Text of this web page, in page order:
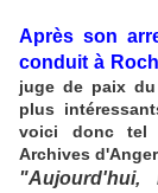
Après son
conduit à
juge de paix
plus
voici donc tel
Archives